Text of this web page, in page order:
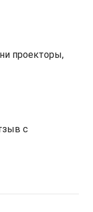
проекторы,
с